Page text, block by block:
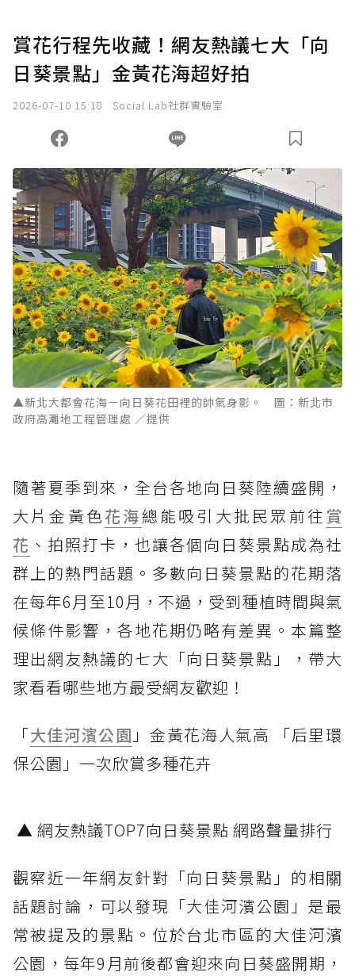
賞花行程先收藏！網友熱議七大「向
日葵景點」金黃花海超好拍
2026-07-10 15:18 Social Lab社群實驗室
▲新北大都會花海－向日葵花田裡的帥氣身影。 圖：新北市
政府高灘地工程管理處 ／提供
隨著夏季到來，全台各地向日葵陸續盛開，
大片金黃色花海總能吸引大批民眾前往 賞
花 、拍照打卡，也讓各個向日葵景點成為社
群上的熱門話題。多數向日葵景點的花期落
在每年6月至10月，不過，受到種植時間與氣
候條件影響，各地花期仍略有差異。本篇整
理出網友熱議的七大「向日葵景點」，帶大
家看看哪些地方最受網友歡迎！
「大佳河濱公園 」金黃花海人氣高 「后里環
保公園」一次欣賞多種花卉
▲ 網友熱議TOP7向日葵景點 網路聲量排行
觀察近一年網友針對「向日葵景點」的相關
話題討論，可以發現「大佳河濱公園」是最
常被提及的景點。位於台北市區的大佳河濱
公園，每年9月前後都會迎來向日葵盛開期，